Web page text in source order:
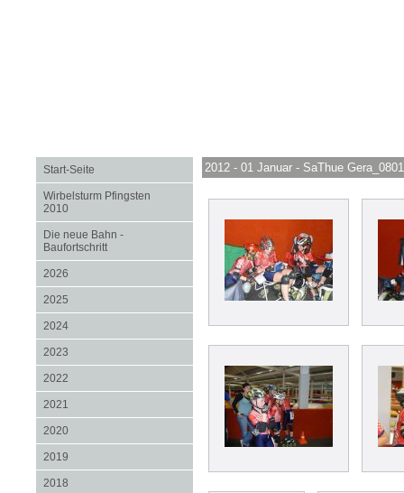
Start-Seite
Wirbelsturm Pfingsten
2010
Die neue Bahn -
Baufortschritt
2026
2025
2024
2023
2022
2021
2020
2019
2018
2012 - 01 Januar - SaThue